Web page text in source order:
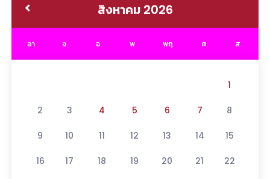
สิงหาคม 2026
อา. จ. อ. พ. พฤ. ศ. ส.
1
2 3 4 5 6 7 8
9 10 11 12 13 14 15
16 17 18 19 20 21 22